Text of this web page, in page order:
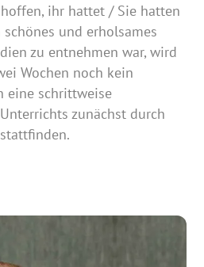
ihr hattet / Sie hatten
und erholsames
zu entnehmen war, wird
Wochen noch kein
eine schrittweise
zunächst durch